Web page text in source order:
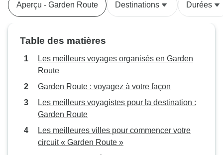
Aperçu - Garden Route Destinations Durées
Table des matières
Les meilleurs voyages organisés en Garden
Route
Garden Route : voyagez à votre façon
Les meilleurs voyagistes pour la destination :
Garden Route
Les meilleures villes pour commencer votre
circuit « Garden Route »